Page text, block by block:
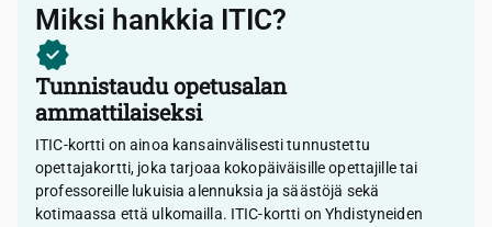
Miksi hankkia ITIC?
Tunnistaudu opetusalan
ammattilaiseksi
ITIC-kortti on ainoa kansainvälisesti tunnustettu
opettajakortti, joka tarjoaa kokopäiväisille opettajille tai
professoreille lukuisia alennuksia ja säästöjä sekä
kotimaassa että ulkomailla. ITIC-kortti on Yhdistyneiden